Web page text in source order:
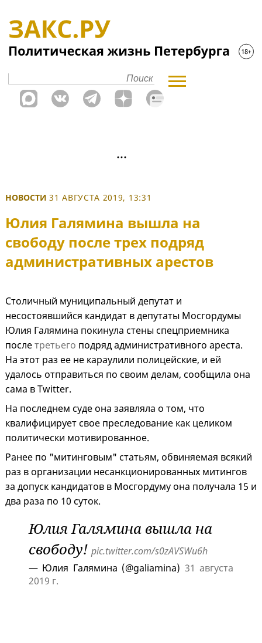
НОВОСТИ 31 АВГУСТА 2019, 13:31
Юлия Галямина вышла на
свободу после трех подряд
административных арестов
Столичный муниципальный депутат и
несостоявшийся кандидат в депутаты Мосгордумы
Юлия Галямина покинула стены спецприемника
послетретьего подряд административного ареста.
На этот раз ее не караулили полицейские, и ей
удалось отправиться по своим делам, сообщила она
сама в Twitter.
На последнем суде она заявляла о том, что
квалифицирует свое преследование как целиком
политически мотивированное.
Ранее по "митинговым" статьям, обвиняемая всякий
раз в организации несанкционированных митингов
за допуск кандидатов в Мосгордуму она получала 15 и
два раза по 10 суток.
Юлия Галямина вышла на
свободу! pic.twitter.com/s0zAVSWu6h
— Юлия Галямина (@galiamina) 31 августа
2019 г.